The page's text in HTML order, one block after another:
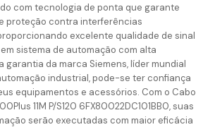
com tecnologia de ponta que garante
proteção contra interferências
excelente qualidade de sinal
sistema de automação com alta
garantia da marca Siemens, líder mundial
industrial, pode-se ter confiança
equipamentos e acessórios. Com o Cabo
11M P/S120 6FX80022DC101BB0, suas
serão executadas com maior eficácia